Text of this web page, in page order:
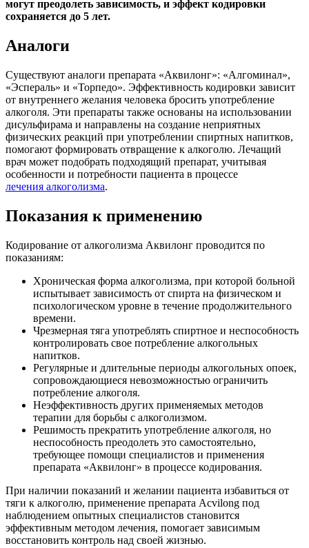
могут преодолеть зависимость, и эффект кодировки
сохраняется до 5 лет.
Аналоги
Существуют аналоги препарата «Аквилонг»: «Алгоминал»,
«Эспераль» и «Торпедо». Эффективность кодировки зависит
от внутреннего желания человека бросить употребление
алкоголя. Эти препараты также основаны на использовании
дисульфирама и направлены на создание неприятных
физических реакций при употреблении спиртных напитков,
помогают формировать отвращение к алкоголю. Лечащий
врач может подобрать подходящий препарат, учитывая
особенности и потребности пациента в процессе
лечения алкоголизма.
Показания к применению
Кодирование от алкоголизма Аквилонг проводится по
показаниям:
Хроническая форма алкоголизма, при которой больной
испытывает зависимость от спирта на физическом и
психологическом уровне в течение продолжительного
времени.
Чрезмерная тяга употреблять спиртное и неспособность
контролировать свое потребление алкогольных
напитков.
Регулярные и длительные периоды алкогольных опоек,
сопровождающиеся невозможностью ограничить
потребление алкоголя.
Неэффективность других применяемых методов
терапии для борьбы с алкоголизмом.
Решимость прекратить употребление алкоголя, но
неспособность преодолеть это самостоятельно,
требующее помощи специалистов и применения
препарата «Аквилонг» в процессе кодирования.
При наличии показаний и желании пациента избавиться от
тяги к алкоголю, применение препарата Acvilong под
наблюдением опытных специалистов становится
эффективным методом лечения, помогает зависимым
восстановить контроль над своей жизнью.